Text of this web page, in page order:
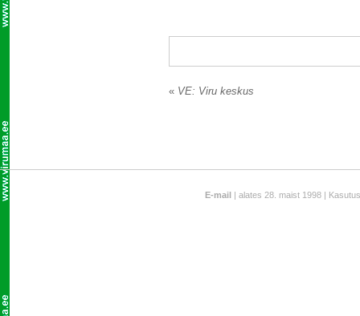
« VE: Viru keskus
E-mail | alates 28. maist 1998 |